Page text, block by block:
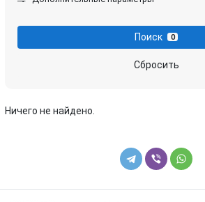
Поиск 0
Сбросить
Ничего не найдено.